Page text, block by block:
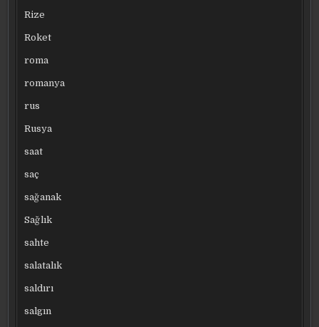
Rize
Roket
roma
romanya
rus
Rusya
saat
saç
sağanak
Sağlık
sahte
salatalık
saldırı
salgın